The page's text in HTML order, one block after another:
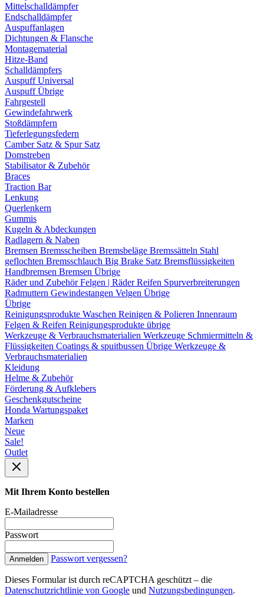
Mittelschalldämpfer
Endschalldämpfer
Auspuffanlagen
Dichtungen & Flansche
Montagematerial
Hitze-Band
Schalldämpfers
Auspuff Universal
Auspuff Übrige
Fahrgestell
Gewindefahrwerk
Stoßdämpfern
Tieferlegungsfedern
Camber Satz & Spur Satz
Domstreben
Stabilisator & Zubehör
Braces
Traction Bar
Lenkung
Querlenkern
Gummis
Kugeln & Abdeckungen
Radlagern & Naben
Bremsen Bremsscheiben Bremsbeläge Bremssätteln Stahl
geflochten Bremsschlauch Big Brake Satz Bremsflüssigkeiten
Handbremsen Bremsen Übrige
Räder und ZubehörFelgen | RäderReifen Spurverbreiterungen
Radmuttern Gewindestangen Velgen Übrige
Übrige
Reinigungsprodukte Waschen Reinigen & Polieren Innenraum
Felgen & Reifen Reinigungsprodukte übrige
Werkzeuge & Verbrauchsmaterialien Werkzeuge Schmiermitteln &
Flüssigkeiten Coatings & spuitbussen Übrige Werkzeuge &
Verbrauchsmaterialien
Kleidung
Helme & Zubehör
Förderung & Aufklebers
Geschenkgutscheine
Honda Wartungspaket
Marken
Neue
Sale!
Outlet
Mit Ihrem Konto bestellen
E-Mailadresse
Passwort
Anmelden Passwort vergessen?
Dieses Formular ist durch reCAPTCHA geschützt – die
Datenschutzrichtlinie von Google und Nutzungsbedingungen.